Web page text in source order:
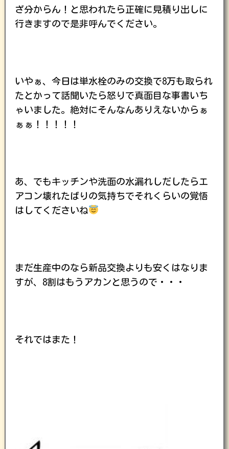
ざ分からん！と思われたら正確に見積り出しに
行きますので是非呼んでください。
いやぁ、今日は単水栓のみの交換で8万も取られ
たとかって話聞いたら怒りで真面目な事書いち
ゃいました。絶対にそんなんありえないからぁ
ぁぁ！！！！！
あ、でもキッチンや洗面の水漏れしだしたらエ
アコン壊れたばりの気持ちでそれくらいの覚悟
はしてくださいね
まだ生産中のなら新品交換よりも安くはなりま
すが、8割はもうアカンと思うので・・・
それではまた！